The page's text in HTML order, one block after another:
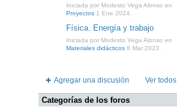
Iniciada por Modesto Vega Alonso en
Proyectos 1 Ene 2024.
Física. Energía y trabajo
Iniciada por Modesto Vega Alonso en
Materiales didácticos 8 Mar 2023.
Agregar una discusión Ver todos
Categorías de los foros